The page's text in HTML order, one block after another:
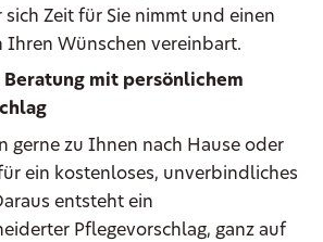
sich Zeit für Sie nimmt und einen
Ihren Wünschen vereinbart.
Beratung mit persönlichem
gerne zu Ihnen nach Hause oder
ein kostenloses, unverbindliches
entsteht ein
Pflegevorschlag, ganz auf